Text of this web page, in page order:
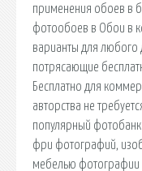
применения обоев в
фотообоев в Обои в
варианты для любого
потрясающие
Бесплатно для
авторства не
популярный
фри фотографий,
мебелью фотографии